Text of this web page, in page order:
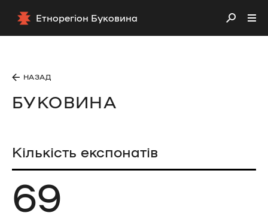
Етнорегіон Буковина
НАЗАД
БУКОВИНА
Кількість експонатів
69